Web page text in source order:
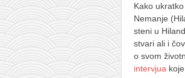
Kako
Nemanje
steni u
stvari ali i
o svom
intervjua